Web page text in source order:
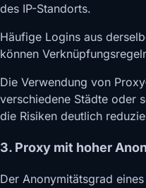
des IP-Standorts.
Häufige Logins aus
können
Die Verwendung von
verschiedene Städte oder
die Risiken deutlich
3. Proxy mit hoher
Der Anonymitätsgrad